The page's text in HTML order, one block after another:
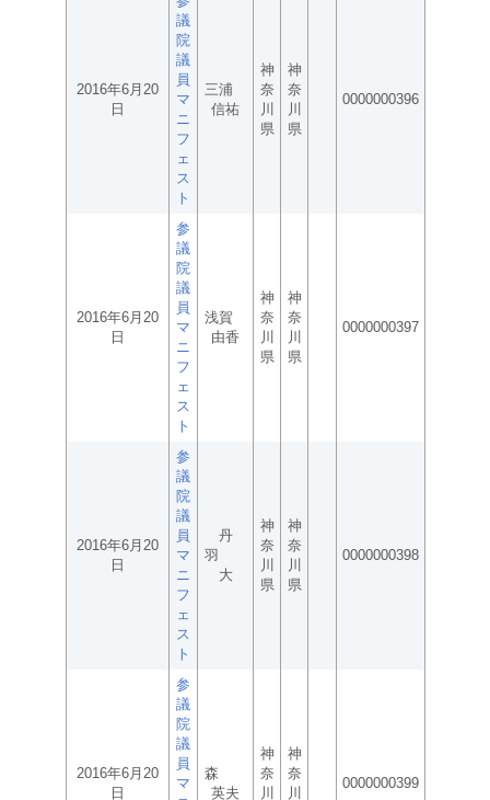
2016年6月20
日
議
院
議
員
マ
ニ
フ
ェ
ス
ト
三浦
信祐
神
奈
川
県
神
奈
川
県
0000000396
2016年6月20
日
参
議
院
議
員
マ
ニ
フ
ェ
ス
ト
浅賀
由香
神
奈
川
県
神
奈
川
県
0000000397
2016年6月20
日
参
議
院
議
員
マ
ニ
フ
ェ
ス
ト
丹
羽
大
神
奈
川
県
神
奈
川
県
0000000398
2016年6月20
日
参
議
院
議
員
マ
森
英夫
神
奈
川
神
奈
川
0000000399